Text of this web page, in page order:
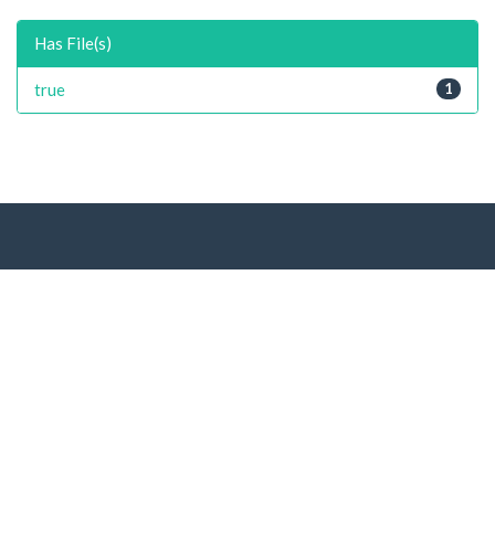
Has File(s)
1
true